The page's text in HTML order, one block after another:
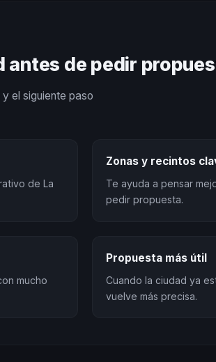
antes de pedir
el siguiente paso
de La
Zonas y recintos
Te ayuda a pensar
pedir propuesta.
mucho
Propuesta más útil
Cuando la ciudad ya
vuelve más precisa.